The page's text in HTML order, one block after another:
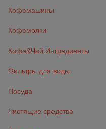
Кофемашины
Кофемолки
Кофе&Чай Ингредиенты
Фильтры для воды
Посуда
Чистящие средства